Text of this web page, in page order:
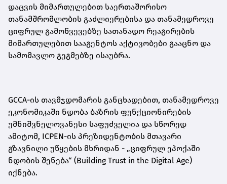
დაცვის მიმართულებით საერთაშორისო
თანამშრომლობის გაძლიერებისა და თანამედროვე
ციფრულ გამოწვევებზე სათანადო რეაგირების
მიმართულებით სააგენტოს აქტივობები გააცნო და
სამომავლო გეგმებზე ისაუბრა.
GCCA-ის თავმჯდომარის განცხადებით, თანამედროვე
ეკონომიკაში ნდობა ბაზრის ფუნქციონირების
უმნიშვნელოვანესი საფუძველია და სწორედ
ამიტომ, ICPEN-ის პრეზიდენტობის მთავარი
გზავნილი უწყების მხრიდან - „ციფრულ ეპოქაში
ნდობის შენება“ (Building Trust in the Digital Age)
იქნება.